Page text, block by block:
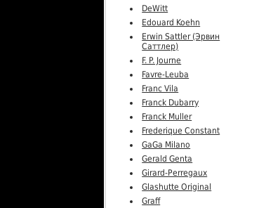
DeWitt
Edouard Koehn
Erwin Sattler (Эрвин
Саттлер)
F. P. Journe
Favre-Leuba
Franc Vila
Franck Dubarry
Franck Muller
Frederique Constant
GaGa Milano
Gerald Genta
Girard-Perregaux
Glashutte Original
Graff